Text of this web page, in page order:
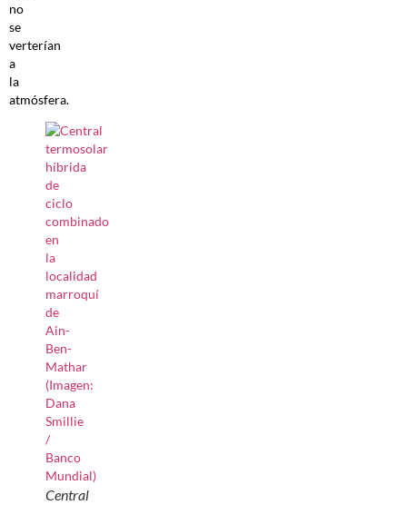
no
se
verterían
a
la
atmósfera.
Central